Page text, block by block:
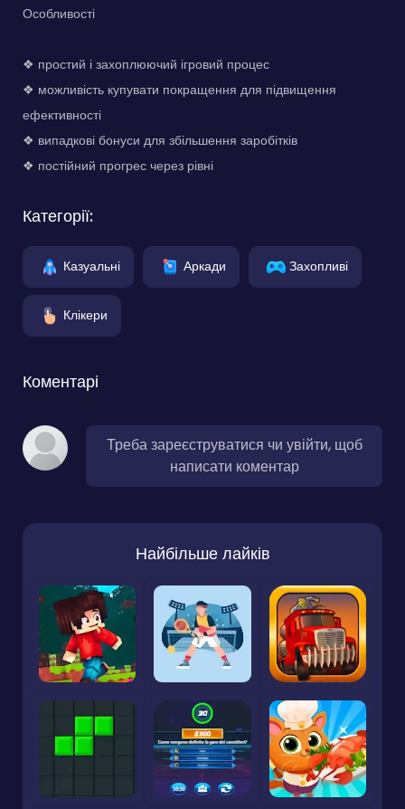
Особливості
❖ простий і захоплюючий ігровий процес
❖ можливість купувати покращення для підвищення
ефективності
❖ випадкові бонуси для збільшення заробітків
❖ постійний прогрес через рівні
Категорії:
Казуальні Аркади Захопливі
Клікери
Коментарі
Треба зареєструватися чи увійти, щоб
написати коментар
Найбільше лайків